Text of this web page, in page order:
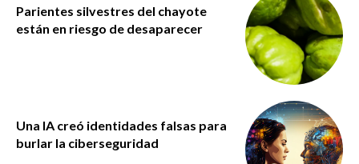
Parientes silvestres del chayote
están en riesgo de desaparecer
Una IA creó identidades falsas para
burlar la ciberseguridad